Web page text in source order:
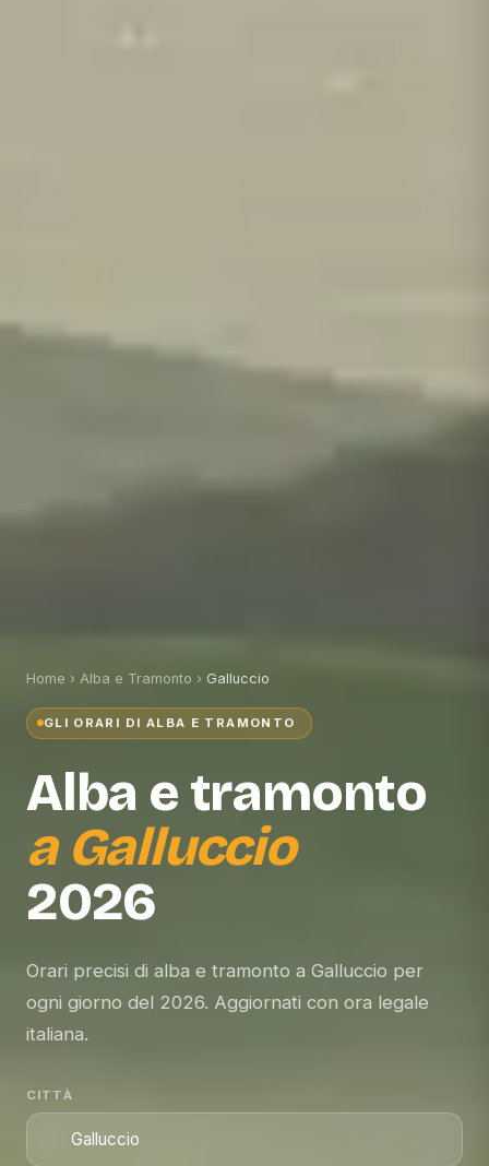
Home › Alba e Tramonto › Galluccio
GLI ORARI DI ALBA E TRAMONTO
Alba e tramonto
a Galluccio
2026
Orari precisi di alba e tramonto a Galluccio per
ogni giorno del 2026. Aggiornati con ora legale
italiana.
CITTÀ